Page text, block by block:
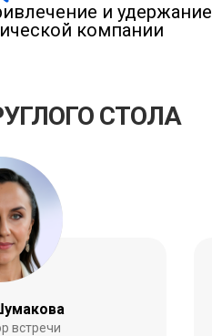
и удержание
компании
СТОЛА
встречи